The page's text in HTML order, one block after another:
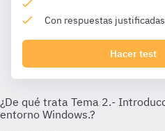
Con respuestas justificadas
Hacer test